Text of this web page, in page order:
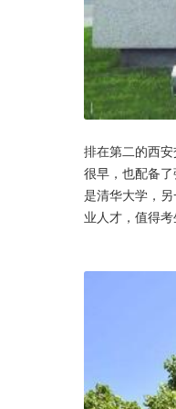
排在第二的西
很早，也配备
是清华大学，
业人才，值得考